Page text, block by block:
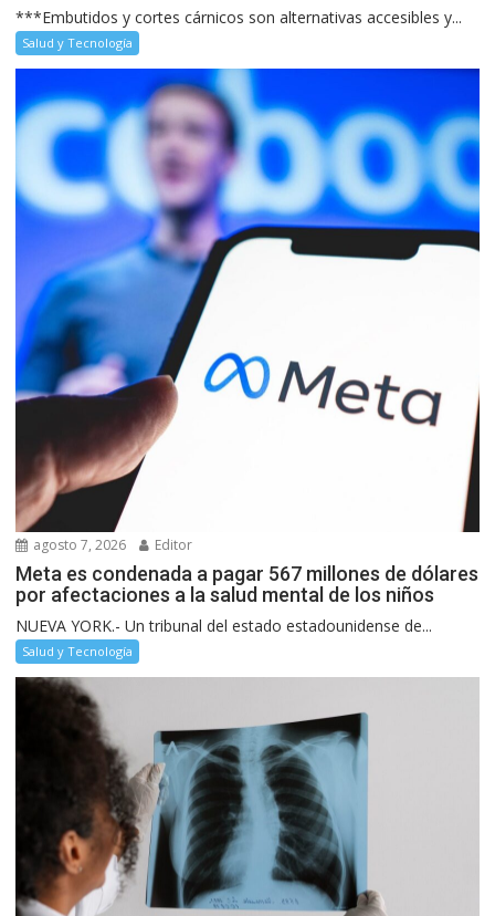
***Embutidos y cortes cárnicos son alternativas accesibles y...
Salud y Tecnología
agosto 7, 2026 Editor
Meta es condenada a pagar 567 millones de dólares
por afectaciones a la salud mental de los niños
NUEVA YORK.- Un tribunal del estado estadounidense de...
Salud y Tecnología